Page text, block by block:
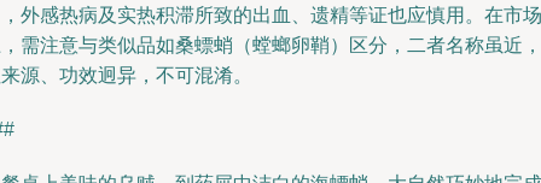
，外感热病及实热积滞所致的出血、遗精等证也应慎用。在市场
需注意与类似品如桑螵蛸（螳螂卵鞘）区分，二者名称虽近，
源、功效迥异，不可混淆。